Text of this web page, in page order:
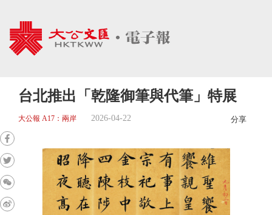
台北推出「乾隆御筆與代筆」特展
大公報 A17：兩岸 2026-04-22 分享